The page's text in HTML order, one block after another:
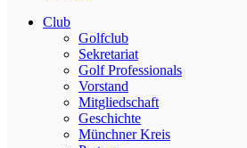
Club
Golfclub
Sekretariat
Golf Professionals
Vorstand
Mitgliedschaft
Geschichte
Münchner Kreis